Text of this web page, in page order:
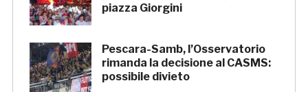
piazza Giorgini
Pescara-Samb, l’Osservatorio
rimanda la decisione al CASMS:
possibile divieto